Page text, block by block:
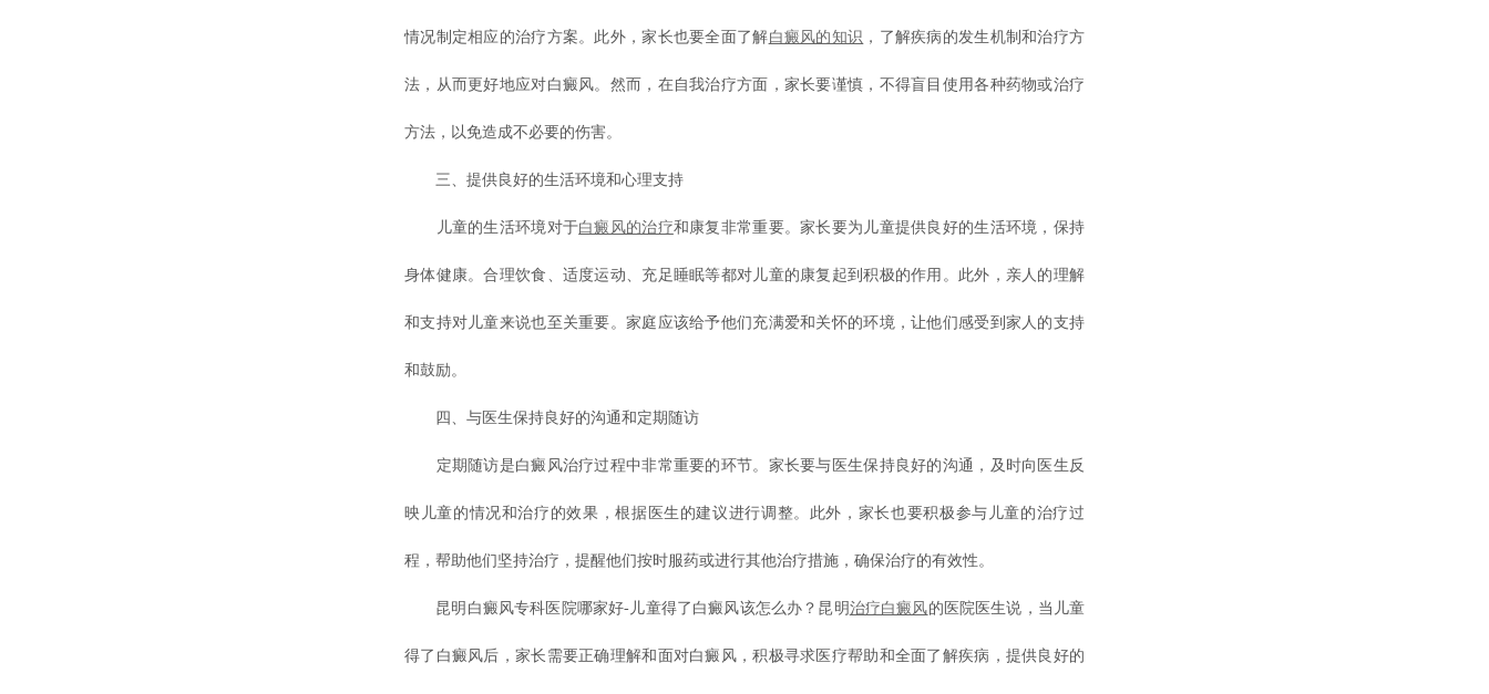
情况制定相应的治疗方案。此外，家长也要全面了解白癜风的知识 ，了解疾病的发生机制和治疗方
法，从而更好地应对白癜风。然而，在自我治疗方面，家长要谨慎，不得盲目使用各种药物或治疗
方法，以免造成不必要的伤害。
三、提供良好的生活环境和心理支持
儿童的生活环境对于白癜风的治疗和康复非常重要。家长要为儿童提供良好的生活环境，保持
身体健康。合理饮食、适度运动、充足睡眠等都对儿童的康复起到积极的作用。此外，亲人的理解
和支持对儿童来说也至关重要。家庭应该给予他们充满爱和关怀的环境，让他们感受到家人的支持
和鼓励。
四、与医生保持良好的沟通和定期随访
定期随访是白癜风治疗过程中非常重要的环节。家长要与医生保持良好的沟通，及时向医生反
映儿童的情况和治疗的效果，根据医生的建议进行调整。此外，家长也要积极参与儿童的治疗过
程，帮助他们坚持治疗，提醒他们按时服药或进行其他治疗措施，确保治疗的有效性。
昆明白癜风专科医院哪家好-儿童得了白癜风该怎么办？昆明治疗白癜风的医院医生说，当儿童
得了白癜风后，家长需要正确理解和面对白癜风，积极寻求医疗帮助和全面了解疾病，提供良好的